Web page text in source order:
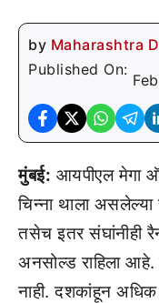
by Maharashtra
Published On:
मुंबई: आयपीएल मेगा
चिन्ना थाला
तसेच इतर संघांनीही
अनसोल्ड राहिला
नाही. दशकांहून